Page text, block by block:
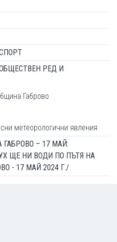
РЕД И
Габрово
метеорологични явления
– 17 МАЙ:
ЩЕ НИ ВОДИ ПО ПЪТЯ НА
- 17 МАЙ 2024 Г./